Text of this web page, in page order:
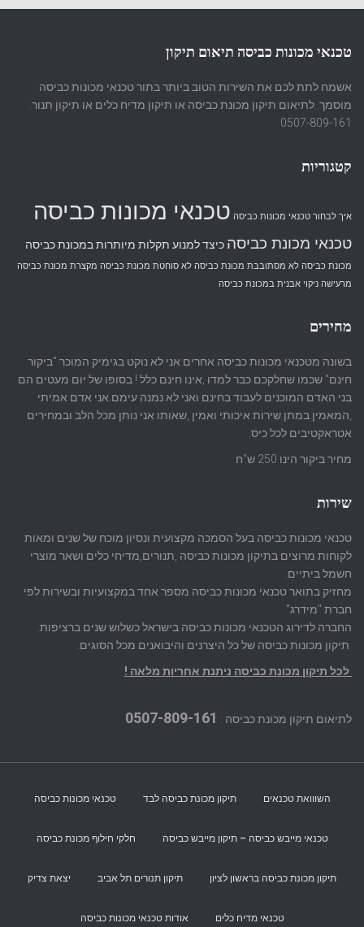
טכנאי מכונות כביסה תיאום תיקון
אשמח לתת לכם את השירות הטוב ביותר בתור טכנאי מכונות כביסה
מוסמך. לתיאום תיקון מכונת כביסה או תיקון מדיח כלים או תיקון תנור.
0507-809-161
קטגוריות
איך לבחור טכנאי מכונות כביסה טכנאי מכונות כביסה
טכנאי מכונת כביסה כיצד למנוע תקלות מיותרות במכונת כביסה
מכונת כביסה לא מסתובבת מכונת כביסה לא סוחטת מכונת כביסה מקצרת מכונת כביסה
מרעישה ניקוי אבנית במכונת כביסה
מחירים
בשונה מטכנאי מכונות כביסה אחרים אני לא נוקט בגימיק המוכר "ביקור
חינם" שכמו שחלקכם כבר למדו ,אינו חינם כלל ! בסופו של יום מעטים הם
בני האדם המוכנים לעבוד בחינם ואני לא נמנה עימם.אני אדם אמיתי
,המאמין במתן שירות איכותי ואמין ,שאותו אני נותן מכל הלב ובמחירים
אטראקטיבים לכל כיס.
מחיר ביקור הינו 250 ש"ח
שירות
טכנאי מכונות כביסה בעל הסמכה מקצועית ונסיון מוכח של שנים ומאות
לקוחות מרוצים בתיקון מכונות כביסה ,תנורים,מדיחי כלים ושאר מוצרי
חשמל ביתיים.
מחזיק בתואר טכנאי מכונות כביסה מספר אחד במקצועיות ובשירות לפי
חברת "מידרג"
החברה לדירוג הטכנאי מכונות כביסה בישראל כשלוש שנים ברציפות.
תיקון מכונות כביסה של כל היצרנים והיבואנים מכל הסוגים.
לכל תיקון מכונת כביסה ניתנת אחריות מלאה !
לתיאום תיקון מכונת כביסה : 0507-809-161
השווואת טכנאים תיקון מכונת כביסה לבד טכנאי מכונות כביסה
טכנאי מייבש כביסה – תיקון מייבש כביסה חלקי חילוף מכונת כביסה
תיקון מכונת כביסה בראשון לציון תיקון תנורים תל אביב יצאת צדיק
טכנאי מדיח כלים אודות טכנאי מכונות כביסה